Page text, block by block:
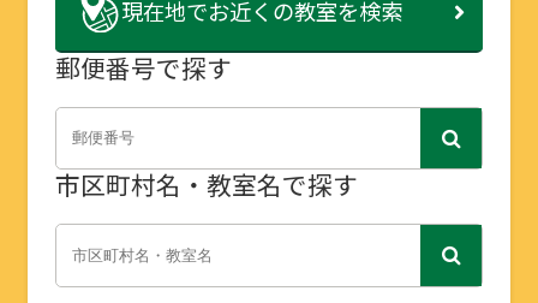
現在地でお近くの教室を検索
郵便番号で探す
市区町村名・教室名で探す